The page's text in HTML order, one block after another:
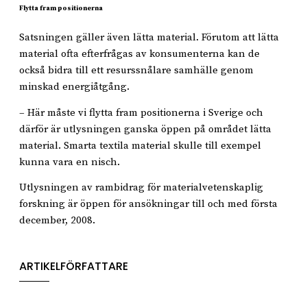
Flytta fram positionerna
Satsningen gäller även lätta material. Förutom att lätta
material ofta efterfrågas av konsumenterna kan de
också bidra till ett resurssnålare samhälle genom
minskad energiåtgång.
– Här måste vi flytta fram positionerna i Sverige och
därför är utlysningen ganska öppen på området lätta
material. Smarta textila material skulle till exempel
kunna vara en nisch.
Utlysningen av rambidrag för materialvetenskaplig
forskning är öppen för ansökningar till och med första
december, 2008.
ARTIKELFÖRFATTARE